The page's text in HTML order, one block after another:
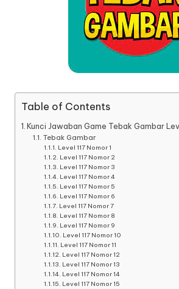
Table of Contents
Kunci Jawaban Game Tebak Gambar
Tebak Gambar
Level 117 Nomor 1
Level 117 Nomor 2
Level 117 Nomor 3
Level 117 Nomor 4
Level 117 Nomor 5
Level 117 Nomor 6
Level 117 Nomor 7
Level 117 Nomor 8
Level 117 Nomor 9
Level 117 Nomor 10
Level 117 Nomor 11
Level 117 Nomor 12
Level 117 Nomor 13
Level 117 Nomor 14
Level 117 Nomor 15